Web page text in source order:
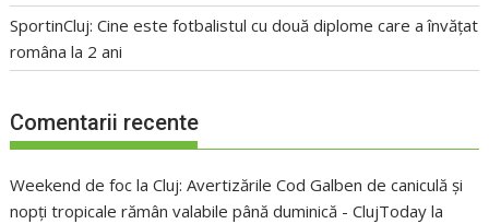
SportinCluj: Cine este fotbalistul cu două diplome care a învățat
româna la 2 ani
Comentarii recente
Weekend de foc la Cluj: Avertizările Cod Galben de caniculă și
nopți tropicale rămân valabile până duminică - ClujToday la